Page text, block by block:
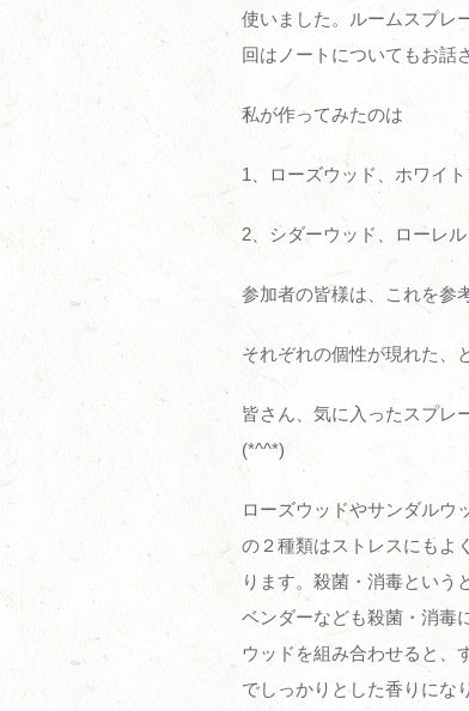
使いました。ルームスプレ
回はノートについてもお話
私が作ってみたのは
1、ローズウッド、ホワイ
2、シダーウッド、ローレ
参加者の皆様は、これを参
それぞれの個性が現れた、
皆さん、気に入ったスプレ
(*^^*)
ローズウッドやサンダルウ
の２種類はストレスにもよ
ります。殺菌・消毒という
ベンダーなども殺菌・消毒
ウッドを組み合わせると、
でしっかりとした香りにな